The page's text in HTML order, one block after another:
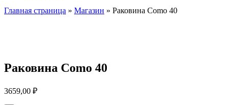
Главная страница » Магазин » Раковина Como 40
Раковина Como 40
3659,00 ₽